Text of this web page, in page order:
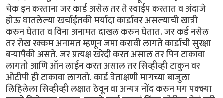
चेक इन करताना जर कार्ड असेल तर ते स्वाईप करतात व अंदाजे
होऊ घातलेल्या खर्चाईतकी मर्यादा कार्डावर असल्याची खात्री
करुन घेतात व विना अनामत दाखल करुन घेतात. जर कर्ड नसेल
तर रोख रक्कम अनामत म्हणून जमा करावी लागते कार्डाची सुरक्षा
बर्‍यापैकी असते. जर प्रत्यक्ष खरेदी करत असाल तर पिन टाकावा
लागतो आणि ऑन लाईन करत असाल तर सिव्हीव्ही टाकुन वर
ओटीपी ही टाकावा लागतो. कार्ड घेताक्षणी मागच्या बाजुला
लिहिलेला सिव्हीव्ही लक्षात ठेवून वा अन्यत्र नोंद करुन मग पक्क्या